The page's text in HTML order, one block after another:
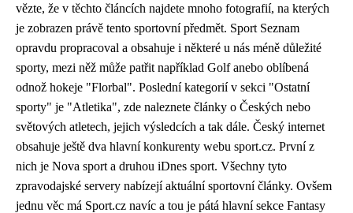
vězte, že v těchto článcích najdete mnoho fotografií, na kterých
je zobrazen právě tento sportovní předmět. Sport Seznam
opravdu propracoval a obsahuje i některé u nás méně důležité
sporty, mezi něž může patřit například Golf anebo oblíbená
odnož hokeje "Florbal". Poslední kategorií v sekci "Ostatní
sporty" je "Atletika", zde naleznete články o Českých nebo
světových atletech, jejich výsledcích a tak dále. Český internet
obsahuje ještě dva hlavní konkurenty webu sport.cz. První z
nich je Nova sport a druhou iDnes sport. Všechny tyto
zpravodajské servery nabízejí aktuální sportovní články. Ovšem
jednu věc má Sport.cz navíc a tou je pátá hlavní sekce Fantasy